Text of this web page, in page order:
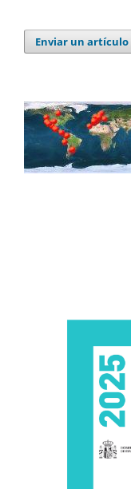
Enviar un artículo